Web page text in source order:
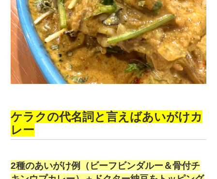
ケラクの代名詞と言えばあいがけカ
レー
2種のあいがけ例（ビーフビンダルー＆骨付チ